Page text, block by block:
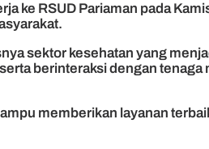
ke RSUD Pariaman pada
sektor kesehatan yang
berinteraksi dengan
memberikan layanan